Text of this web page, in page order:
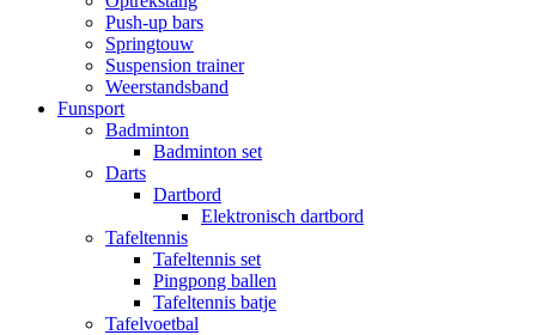
Push-up bars
Springtouw
Suspension trainer
Weerstandsband
Funsport
Badminton
Badminton set
Darts
Dartbord
Elektronisch dartbord
Tafeltennis
Tafeltennis set
Pingpong ballen
Tafeltennis batje
Tafelvoetbal